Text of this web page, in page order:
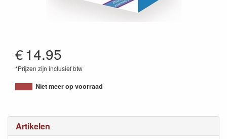
Artikelen
€14.95
*Prijzen zijn inclusief btw
5407005150559
Niet meer op voorraad